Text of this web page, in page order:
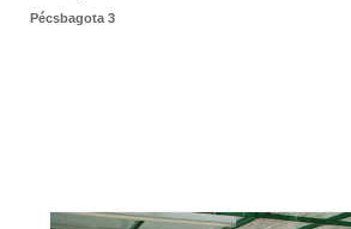
Pécsbagota 3